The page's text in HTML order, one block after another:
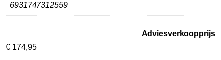
6931747312559
Adviesverkoopprijs
€ 174,95